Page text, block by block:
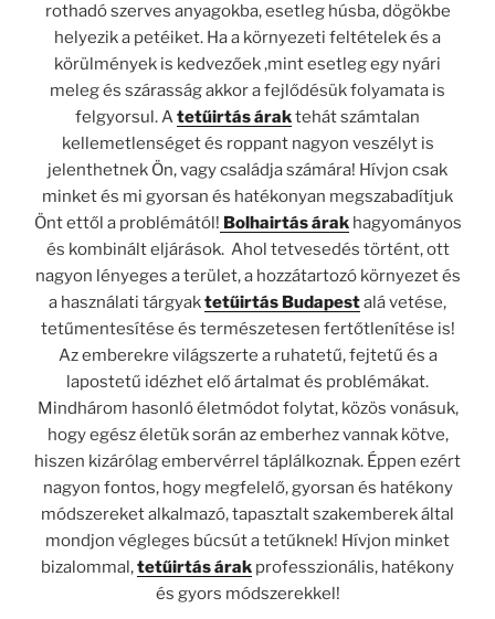
rothadó szerves anyagokba, esetleg húsba, dögökbe
helyezik a petéiket. Ha a környezeti feltételek és a
körülmények is kedvezőek ,mint esetleg egy nyári
meleg és szárasság akkor a fejlődésük folyamata is
felgyorsul. Atetűirtás áraktehát számtalan
kellemetlenséget és roppant nagyon veszélyt is
jelenthetnek Ön, vagy családja számára! Hívjon csak
minket és mi gyorsan és hatékonyan megszabadítjuk
Önt ettől a problémától! Bolhairtás árakhagyományos
és kombinált eljárások. Ahol tetvesedés történt, ott
nagyon lényeges a terület, a hozzátartozó környezet és
a használati tárgyaktetűirtás Budapestalá vetése,
tetűmentesítése és természetesen fertőtlenítése is!
Az emberekre világszerte a ruhatetű, fejtetű és a
lapostetű idézhet elő ártalmat és problémákat.
Mindhárom hasonló életmódot folytat, közös vonásuk,
hogy egész életük során az emberhez vannak kötve,
hiszen kizárólag embervérrel táplálkoznak. Éppen ezért
nagyon fontos, hogy megfelelő, gyorsan és hatékony
módszereket alkalmazó, tapasztalt szakemberek által
mondjon végleges búcsút a tetűknek! Hívjon minket
bizalommal,tetűirtás árak professzionális, hatékony
és gyors módszerekkel!